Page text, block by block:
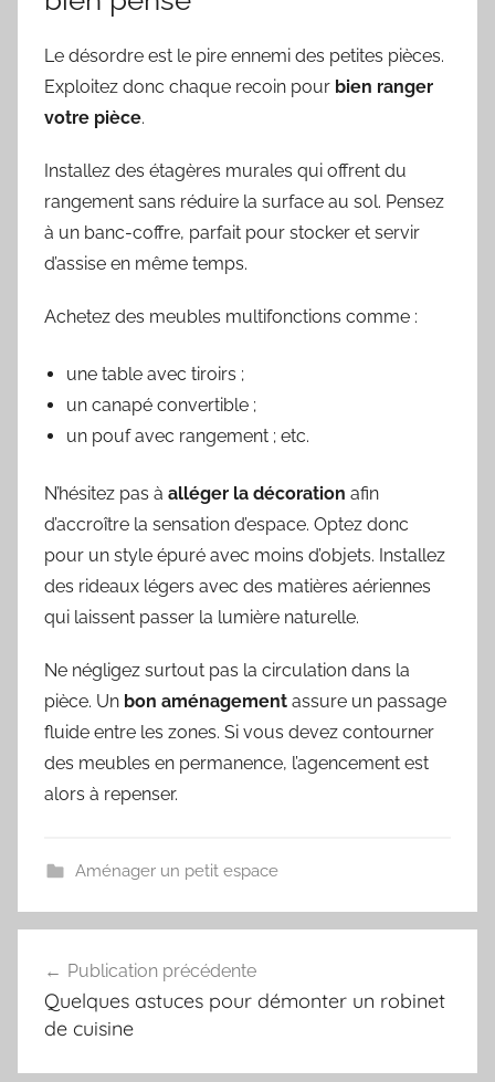
Le désordre est le pire ennemi des petites pièces.
Exploitez donc chaque recoin pour bien ranger
votre pièce.
Installez des étagères murales qui offrent du
rangement sans réduire la surface au sol. Pensez
à un banc-coffre, parfait pour stocker et servir
d’assise en même temps.
Achetez des meubles multifonctions comme :
une table avec tiroirs ;
un canapé convertible ;
un pouf avec rangement ; etc.
N’hésitez pas à alléger la décoration afin
d’accroître la sensation d’espace. Optez donc
pour un style épuré avec moins d’objets. Installez
des rideaux légers avec des matières aériennes
qui laissent passer la lumière naturelle.
Ne négligez surtout pas la circulation dans la
pièce. Un bon aménagement assure un passage
fluide entre les zones. Si vous devez contourner
des meubles en permanence, l’agencement est
alors à repenser.
Aménager un petit espace
de
l’article
Publication précédente
Quelques astuces pour démonter un robinet
de cuisine